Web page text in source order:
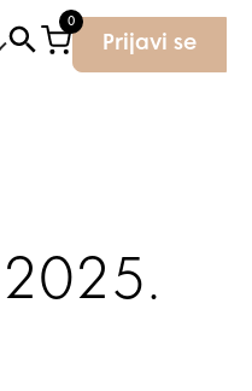
0
Prijavi se